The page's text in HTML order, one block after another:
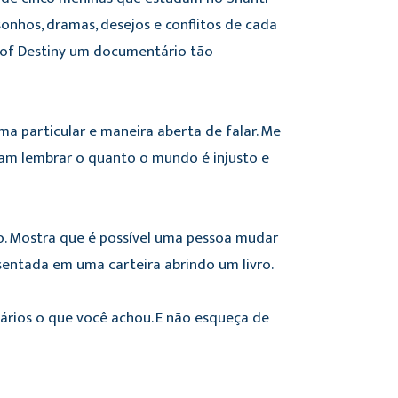
dramas, desejos e conflitos de cada
Destiny um documentário tão
particular e maneira aberta de falar. Me
lembrar o quanto o mundo é injusto e
que é possível uma pessoa mudar
em uma carteira abrindo um livro.
o que você achou. E não esqueça de